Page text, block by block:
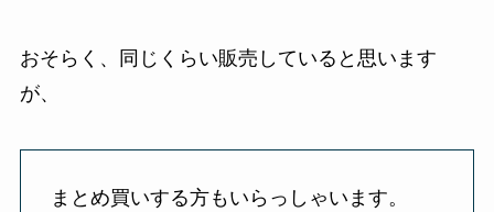
おそらく、同じくらい販売していると思います
が、
まとめ買いする方もいらっしゃいます。